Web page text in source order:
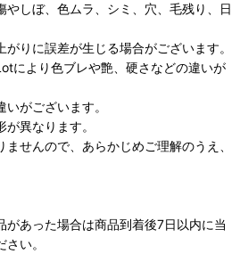
やしぼ、色ムラ、シミ、穴、毛残り、日
がりに誤差が生じる場合がございます。
により色ブレや艶、硬さなどの違いが
がございます。
異なります。
ませんので、あらかじめご理解のうえ、
があった場合は商品到着後7日以内に当
い。